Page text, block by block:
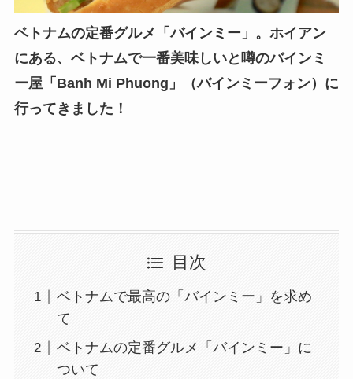
ベトナムの定番グルメ「バインミー」。ホイアン
にある、ベトナムで一番美味しいと噂のバインミ
ー屋「Banh Mi Phuong」（バインミーフォン）に
行ってきました！
目次
ベトナムで最高の「バインミー」を求め
て
ベトナムの定番グルメ「バインミー」に
ついて